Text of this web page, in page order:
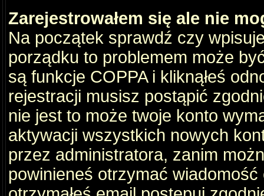
Zarejestrowałem się ale nie
Na początek sprawdź czy
porządku to problemem może
są funkcje COPPA i kliknąłeś
rejestracji musisz postąpić
nie jest to może twoje konto
aktywacji wszystkich nowych
przez administratora, zanim
powinieneś otrzymać